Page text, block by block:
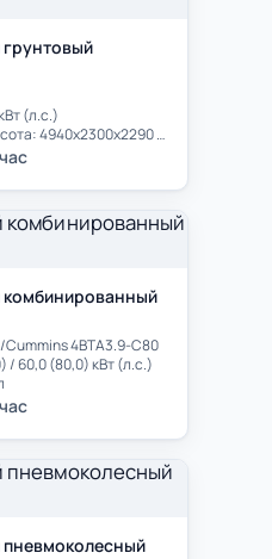
(л.с.)
Длина / Ширина / Высота: 4940x2300x2290 мм
4BTA3.9-C80
/ 60,0 (80,0) кВт (л.с.)